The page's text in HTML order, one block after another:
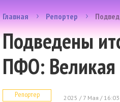
Главная Репортер
Подведены
ПФО: Великая
Репортер 2025 / 7 Мая / 16:03